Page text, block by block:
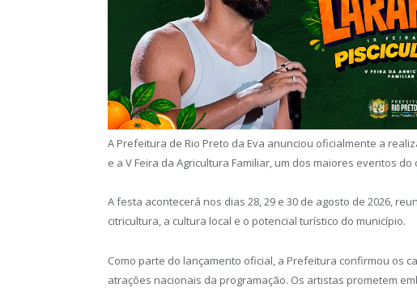
A Prefeitura de Rio Preto da Eva anunciou oficialmente a
e a V Feira da Agricultura Familiar, um dos maiores eventos
A festa acontecerá nos dias 28, 29 e 30 de agosto de 2026,
citricultura, a cultura local e o potencial turístico do município.
Como parte do lançamento oficial, a Prefeitura confirmou os
atrações nacionais da programação. Os artistas prometem